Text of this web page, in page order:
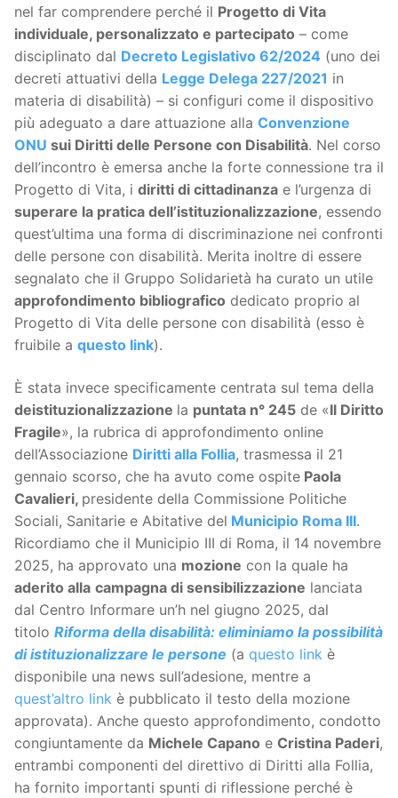
nel far comprendere perché il Progetto di Vita
individuale, personalizzato e partecipato – come
disciplinato dal Decreto Legislativo 62/2024 (uno dei
decreti attuativi della Legge Delega 227/2021 in
materia di disabilità) – si configuri come il dispositivo
più adeguato a dare attuazione alla Convenzione
ONU sui Diritti delle Persone con Disabilità. Nel corso
dell’incontro è emersa anche la forte connessione tra il
Progetto di Vita, i diritti di cittadinanza e l’urgenza di
superare la pratica dell’istituzionalizzazione, essendo
quest’ultima una forma di discriminazione nei confronti
delle persone con disabilità. Merita inoltre di essere
segnalato che il Gruppo Solidarietà ha curato un utile
approfondimento bibliografico dedicato proprio al
Progetto di Vita delle persone con disabilità (esso è
fruibile a questo link).
È stata invece specificamente centrata sul tema della
deistituzionalizzazione la puntata n° 245 de «Il Diritto
Fragile», la rubrica di approfondimento online
dell’Associazione Diritti alla Follia, trasmessa il 21
gennaio scorso, che ha avuto come ospite Paola
Cavalieri, presidente della Commissione Politiche
Sociali, Sanitarie e Abitative del Municipio Roma III.
Ricordiamo che il Municipio III di Roma, il 14 novembre
2025, ha approvato una mozione con la quale ha
aderito alla campagna di sensibilizzazione lanciata
dal Centro Informare un’h nel giugno 2025, dal
titolo Riforma della disabilità: eliminiamo la possibilità
di istituzionalizzare le persone (a questo link è
disponibile una news sull’adesione, mentre a
quest’altro link è pubblicato il testo della mozione
approvata). Anche questo approfondimento, condotto
congiuntamente da Michele Capano e Cristina Paderi,
entrambi componenti del direttivo di Diritti alla Follia,
ha fornito importanti spunti di riflessione perché è